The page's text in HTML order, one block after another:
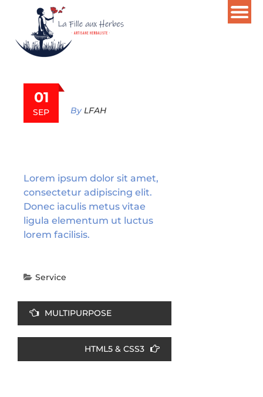
01
SEP ByLFAH
Lorem ipsum dolor sit amet,
consectetur adipiscing elit.
Donec iaculis metus vitae
ligula elementum ut luctus
lorem facilisis.
Service
MULTIPURPOSE
HTML5 & CSS3